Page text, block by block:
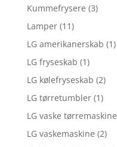
Kummefrysere (3)
Lamper (11)
LG amerikanerskab (1)
LG fryseskab (1)
LG kølefryseskab (2)
LG tørretumbler (1)
LG vaske tørremaskine
LG vaskemaskine (2)